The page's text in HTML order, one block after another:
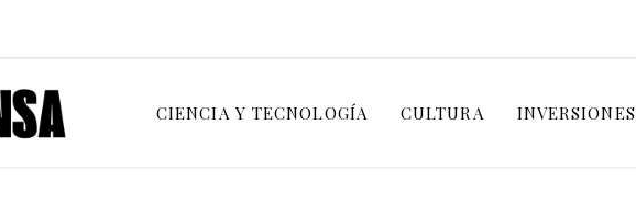
CIENCIA Y TECNOLOGÍA CULTURA INVERSIONES